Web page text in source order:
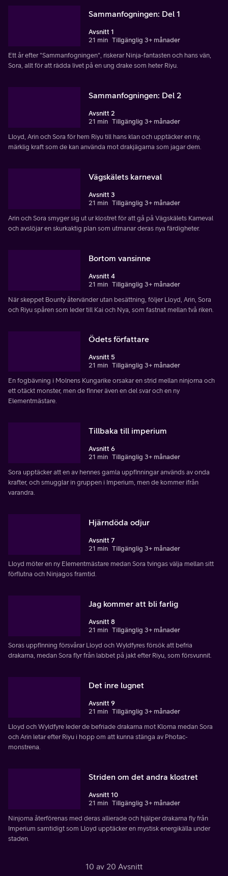
Sammanfogningen: Del 1
Avsnitt 1
21 min Tillgänglig 3+ månader
Ett år efter "Sammanfogningen", riskerar Ninja-fantasten och hans vän,
Sora, allt för att rädda livet på en ung drake som heter Riyu.
Sammanfogningen: Del 2
Avsnitt 2
21 min Tillgänglig 3+ månader
Lloyd, Arin och Sora för hem Riyu till hans klan och upptäcker en ny,
märklig kraft som de kan använda mot drakjägarna som jagar dem.
Vägskälets karneval
Avsnitt 3
21 min Tillgänglig 3+ månader
Arin och Sora smyger sig ut ur klostret för att gå på Vägskälets Karneval
och avslöjar en skurkaktig plan som utmanar deras nya färdigheter.
Bortom vansinne
Avsnitt 4
21 min Tillgänglig 3+ månader
När skeppet Bounty återvänder utan besättning, följer Lloyd, Arin, Sora
och Riyu spåren som leder till Kai och Nya, som fastnat mellan två riken.
Ödets författare
Avsnitt 5
21 min Tillgänglig 3+ månader
En fogbävning i Molnens Kungarike orsakar en strid mellan ninjorna och
ett otäckt monster, men de finner även en del svar och en ny
Elementmästare.
Tillbaka till imperium
Avsnitt 6
21 min Tillgänglig 3+ månader
Sora upptäcker att en av hennes gamla uppfinningar används av onda
krafter, och smugglar in gruppen i Imperium, men de kommer ifrån
varandra.
Hjärndöda odjur
Avsnitt 7
21 min Tillgänglig 3+ månader
Lloyd möter en ny Elementmästare medan Sora tvingas välja mellan sitt
förflutna och Ninjagos framtid.
Jag kommer att bli farlig
Avsnitt 8
21 min Tillgänglig 3+ månader
Soras uppfinning försvårar Lloyd och Wyldfyres försök att befria
drakarna, medan Sora flyr från labbet på jakt efter Riyu, som försvunnit.
Det inre lugnet
Avsnitt 9
21 min Tillgänglig 3+ månader
Lloyd och Wyldfyre leder de befriade drakarna mot Klorna medan Sora
och Arin letar efter Riyu i hopp om att kunna stänga av Photac-
monstrena.
Striden om det andra klostret
Avsnitt 10
21 min Tillgänglig 3+ månader
Ninjorna återförenas med deras allierade och hjälper drakarna fly från
Imperium samtidigt som Lloyd upptäcker en mystisk energikälla under
staden.
10 av 20 Avsnitt